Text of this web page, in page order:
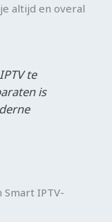
altijd en overal
te
is
IPTV-